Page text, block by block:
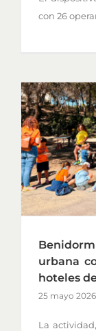
con 26
urbana
hoteles
25 mayo 2026
La